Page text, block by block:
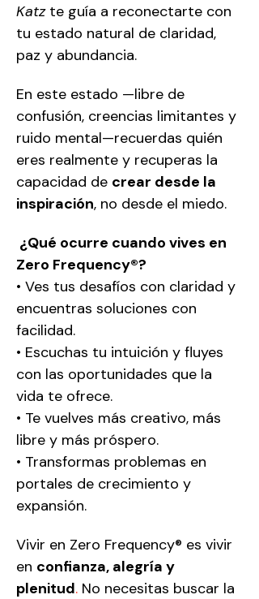
Katz te guía a reconectarte con
tu estado natural de claridad,
paz y abundancia.
En este estado —libre de
confusión, creencias limitantes y
ruido mental—recuerdas quién
eres realmente y recuperas la
capacidad de crear desde la
inspiración, no desde el miedo.
¿Qué ocurre cuando vives en
Zero Frequency®?
• Ves tus desafíos con claridad y
encuentras soluciones con
facilidad.
• Escuchas tu intuición y fluyes
con las oportunidades que la
vida te ofrece.
• Te vuelves más creativo, más
libre y más próspero.
• Transformas problemas en
portales de crecimiento y
expansión.
Vivir en Zero Frequency® es vivir
en confianza, alegría y
plenitud. No necesitas buscar la